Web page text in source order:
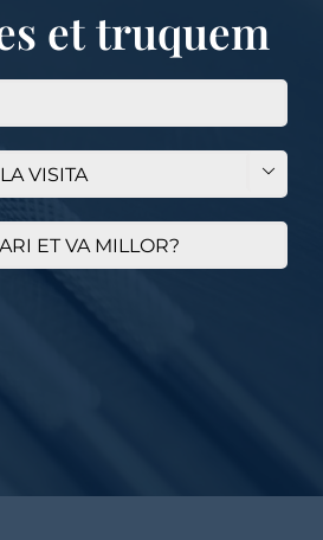
et truquem
